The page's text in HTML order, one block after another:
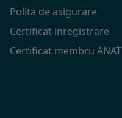
Polita de asigurare
Certificat inregistrare
Certificat membru ANAT